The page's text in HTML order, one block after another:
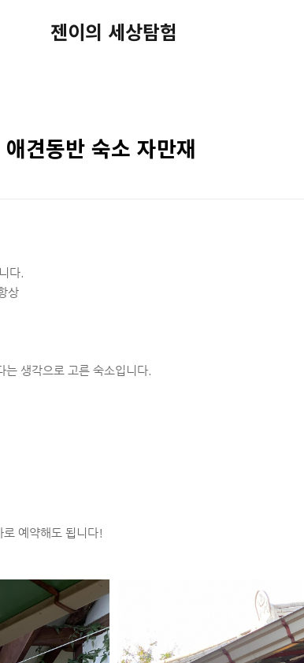
젠이의 세상탐험
견동반 숙소 자만재
다.
상
생각으로 고른 숙소입니다.
예약해도 됩니다!